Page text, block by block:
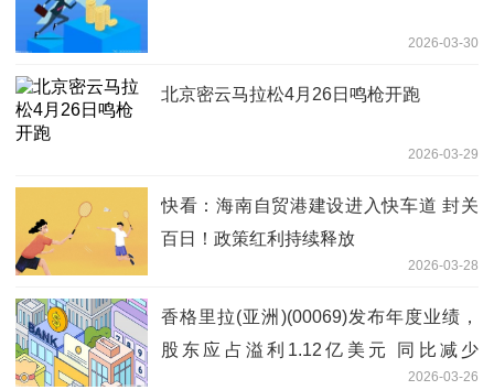
2026-03-30
北京密云马拉松4月26日鸣枪开跑
2026-03-29
快看：海南自贸港建设进入快车道 封关
百日！政策红利持续释放
2026-03-28
香格里拉(亚洲)(00069)发布年度业绩，
股东应占溢利1.12亿美元 同比减少
2026-03-26